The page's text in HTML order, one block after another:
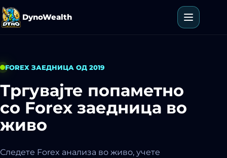
Прескокни до содржина
DynoWealth
Отвори
FOREX ЗАЕДНИЦА ОД 2019
Тргувајте попаметно
со Forex заедница во
живо
Следете Forex анализа во живо, учете